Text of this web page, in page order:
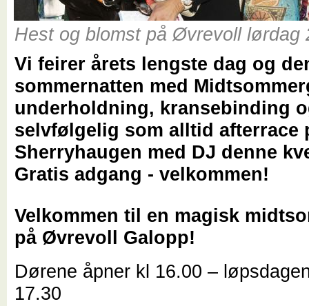
Hest og blomst på Øvrevoll lørdag
Vi feirer årets lengste dag og
sommernatten med
underholdning, kransebinding
selvfølgelig som alltid afterrace
Sherryhaugen med DJ denne
Gratis adgang - velkommen!
Velkommen til en magisk
på Øvrevoll Galopp!
Dørene åpner kl 16.00 –
17.30